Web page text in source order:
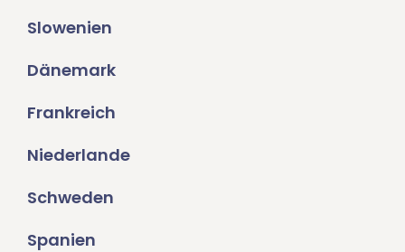
Slowenien
Dänemark
Frankreich
Niederlande
Schweden
Spanien